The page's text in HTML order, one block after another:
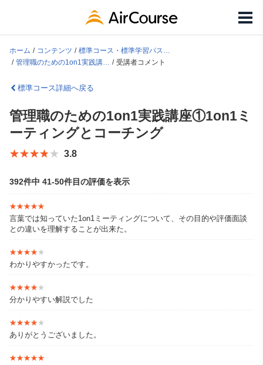
ホーム コンテンツ
標準コース・標準学習パス一覧
管理職のための1on1実践講座①1on1ミーティングとコーチング
受講者コメント
標準コース詳細へ戻る
管理職のための1on1実践講座①1on1ミ
ーティングとコーチング
★★★★★
★★★★★ 3.8
392件中 41-50件目の評価を表示
★★★★★
★★★★★
言葉では知っていた1on1ミーティングについて、その目的や評価面談
との違いを理解することが出来た。
★★★★★
★★★★★
わかりやすかったです。
★★★★★
★★★★★
分かりやすい解説でした
★★★★★
★★★★★
ありがとうございました。
★★★★★
★★★★★